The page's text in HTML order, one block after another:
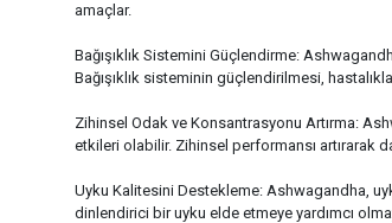
amaçlar.
Bağışıklık Sistemini Güçlendirme:
Bağışıklık sisteminin güçlendirilmesi,
Zihinsel Odak ve Konsantrasyonu Artırma:
etkileri olabilir. Zihinsel performansı artırarak
Uyku Kalitesini Destekleme: Ashwagandha,
dinlendirici bir uyku elde etmeye yardımcı